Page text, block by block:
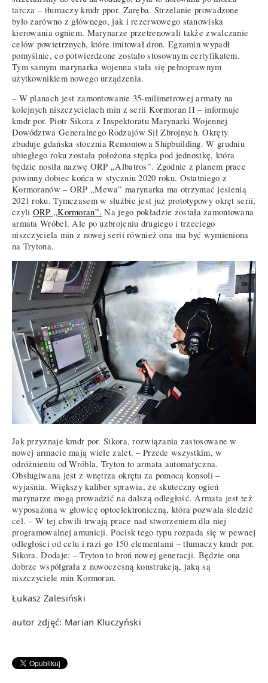
tarcza – tłumaczy kmdr ppor. Zaręba. Strzelanie prowadzone
było zarówno z głównego, jak i rezerwowego stanowiska
kierowania ogniem. Marynarze przetrenowali także zwalczanie
celów powietrznych, które imitował dron. Egzamin wypadł
pomyślnie, co potwierdzone zostało stosownym certyfikatem.
Tym samym marynarka wojenna stała się pełnoprawnym
użytkownikiem nowego urządzenia.
– W planach jest zamontowanie 35-milimetrowej armaty na
kolejnych niszczycielach min z serii Kormoran II – informuje
kmdr por. Piotr Sikora z Inspektoratu Marynarki Wojennej
Dowództwa Generalnego Rodzajów Sił Zbrojnych. Okręty
zbuduje gdańska stocznia Remontowa Shipbuilding. W grudniu
ubiegłego roku została położona stępka pod jednostkę, która
będzie nosiła nazwę ORP „Albatros”. Zgodnie z planem prace
powinny dobiec końca w styczniu 2020 roku. Ostatniego z
Kormoranów – ORP „Mewa” marynarka ma otrzymać jesienią
2021 roku. Tymczasem w służbie jest już prototypowy okręt serii,
czyli ORP „Kormoran”. Na jego pokładzie została zamontowana
armata Wróbel. Ale po uzbrojeniu drugiego i trzeciego
niszczyciela min z nowej serii również ona ma być wymieniona
na Trytona.
Jak przyznaje kmdr por. Sikora, rozwiązania zastosowane w
nowej armacie mają wiele zalet. – Przede wszystkim, w
odróżnieniu od Wróbla, Tryton to armata automatyczna.
Obsługiwana jest z wnętrza okrętu za pomocą konsoli –
wyjaśnia. Większy kaliber sprawia, że skuteczny ogień
marynarze mogą prowadzić na dalszą odległość. Armata jest też
wyposażona w głowicę optoelektroniczną, która pozwala śledzić
cel. – W tej chwili trwają prace nad stworzeniem dla niej
programowalnej amunicji. Pocisk tego typu rozpada się w pewnej
odległości od celu i razi go 150 elementami – tłumaczy kmdr por.
Sikora. Dodaje: – Tryton to broń nowej generacji. Będzie ona
dobrze współgrała z nowoczesną konstrukcją, jaką są
niszczyciele min Kormoran.
Łukasz Zalesiński
autor zdjęć: Marian Kluczyński